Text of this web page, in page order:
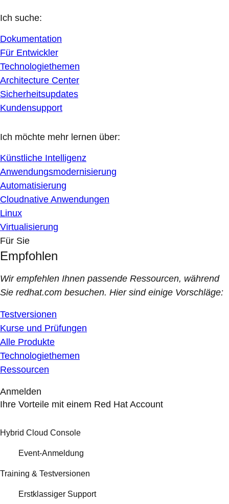
Ich suche:
Dokumentation
Für Entwickler
Technologiethemen
Architecture Center
Sicherheitsupdates
Kundensupport
Ich möchte mehr lernen über:
Künstliche Intelligenz
Anwendungsmodernisierung
Automatisierung
Cloudnative Anwendungen
Linux
Virtualisierung
Für Sie
Empfohlen
Wir empfehlen Ihnen passende Ressourcen, während
Sie redhat.com besuchen. Hier sind einige Vorschläge:
Testversionen
Kurse und Prüfungen
Alle Produkte
Technologiethemen
Ressourcen
Anmelden
Ihre Vorteile mit einem Red Hat Account
Hybrid Cloud Console
Event-Anmeldung
Training & Testversionen
Erstklassiger Support